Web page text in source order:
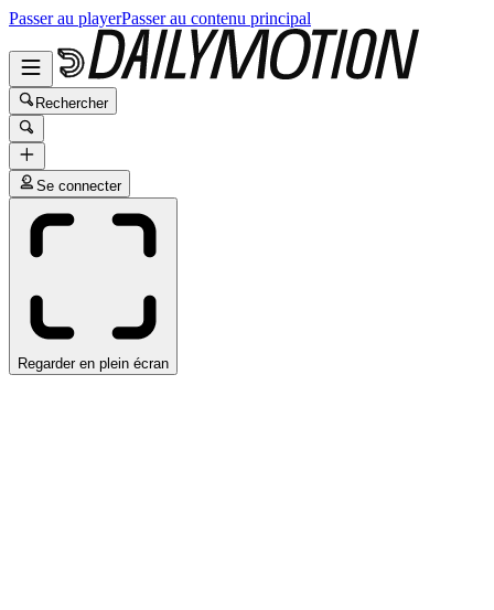
Passer au playerPasser au contenu principal
Rechercher
Se connecter
Regarder en plein écran